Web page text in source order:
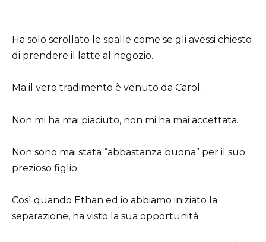
Ha solo scrollato le spalle come se gli avessi chiesto
di prendere il latte al negozio.
Ma il vero tradimento è venuto da Carol.
Non mi ha mai piaciuto, non mi ha mai accettata.
Non sono mai stata “abbastanza buona” per il suo
prezioso figlio.
Così quando Ethan ed io abbiamo iniziato la
separazione, ha visto la sua opportunità.